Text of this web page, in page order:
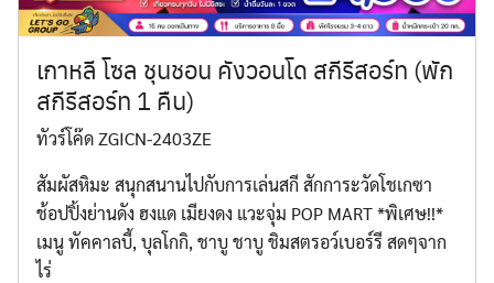
Search
for: Search
เกาหลี โซล ชุนชอน คังวอนโด สกีรีสอร์ท (พัก
สกีรีสอร์ท 1 คืน)
ทัวร์โค๊ด ZGICN-2403ZE
สัมผัสหิมะ สนุกสนานไปกับการเล่นสกี สักการะวัดโชเกซา
ช้อปปิ้งย่านดัง ฮงแด เมียงดง แวะจุ่ม POP MART *พิเศษ!!*
เมนู ทัคคาลบี้, บุลโกกิ, ชาบู ชาบู ชิมสตรอว์เบอร์รี สดๆจาก
ไร่